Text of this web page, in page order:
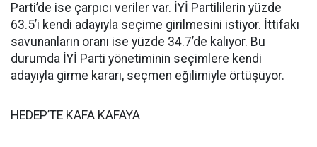
Parti’de ise çarpıcı veriler var. İYİ Partililerin yüzde
63.5’i kendi adayıyla seçime girilmesini istiyor. İttifakı
savunanların oranı ise yüzde 34.7’de kalıyor. Bu
durumda İYİ Parti yönetiminin seçimlere kendi
adayıyla girme kararı, seçmen eğilimiyle örtüşüyor.
HEDEP’TE KAFA KAFAYA